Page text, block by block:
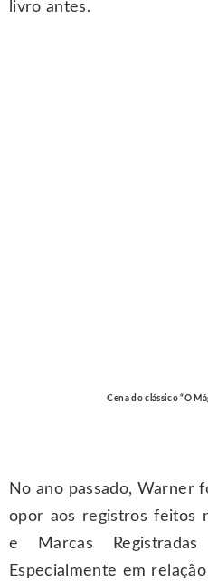
livro antes.
Cena do clássico “O
No ano passado, Warner
opor aos registros feitos
e Marcas
Especialmente em